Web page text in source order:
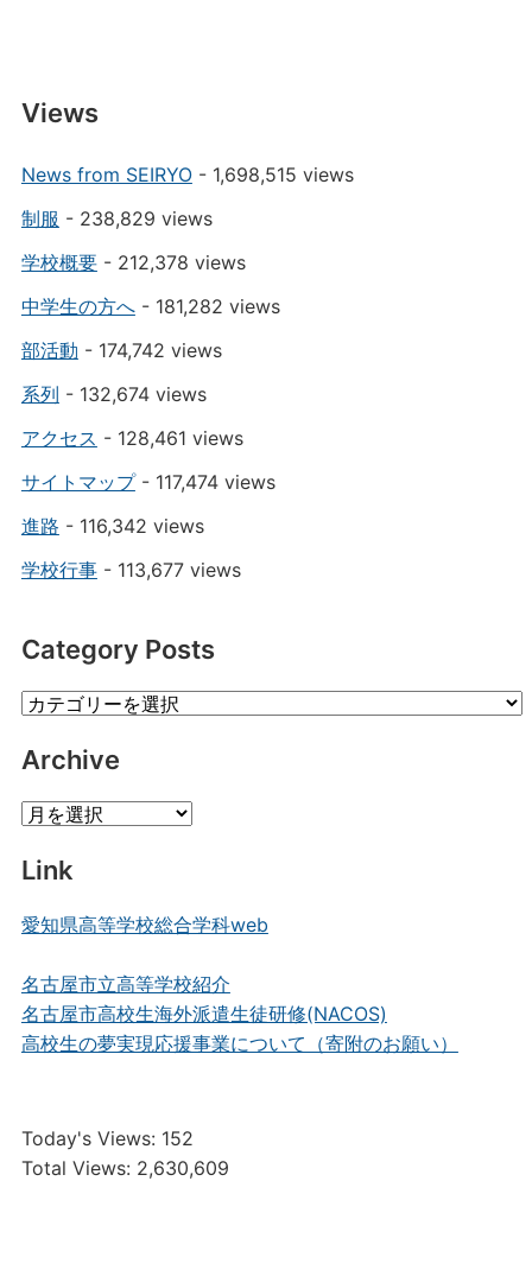
Views
News from SEIRYO- 1,698,515 views
制服 - 238,829 views
学校概要- 212,378 views
中学生の方へ- 181,282 views
部活動 - 174,742 views
系列 - 132,674 views
アクセス - 128,461 views
サイトマップ- 117,474 views
進路 - 116,342 views
学校行事- 113,677 views
Category Posts
Category
Archive
Archive
Link
愛知県高等学校総合学科web
名古屋市立高等学校紹介
名古屋市高校生海外派遣生徒研修(NACOS)
高校生の夢実現応援事業について（寄附のお願い）
Today's Views: 152
Total Views: 2,630,609